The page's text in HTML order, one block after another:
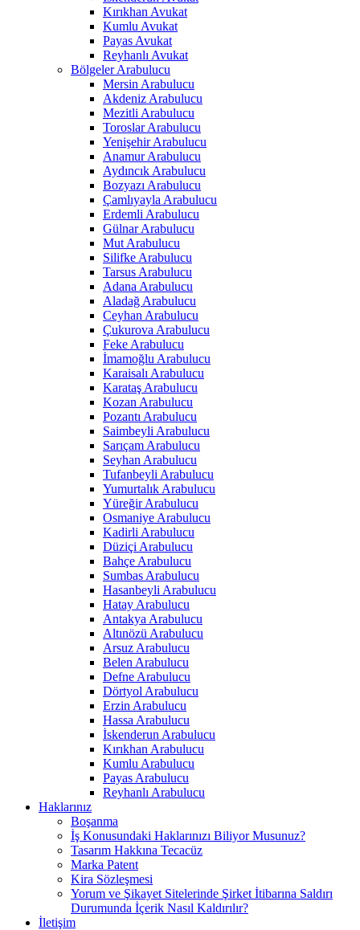
Kırıkhan Avukat
Kumlu Avukat
Payas Avukat
Reyhanlı Avukat
Bölgeler Arabulucu
Mersin Arabulucu
Akdeniz Arabulucu
Mezitli Arabulucu
Toroslar Arabulucu
Yenişehir Arabulucu
Anamur Arabulucu
Aydıncık Arabulucu
Bozyazı Arabulucu
Çamlıyayla Arabulucu
Erdemli Arabulucu
Gülnar Arabulucu
Mut Arabulucu
Silifke Arabulucu
Tarsus Arabulucu
Adana Arabulucu
Aladağ Arabulucu
Ceyhan Arabulucu
Çukurova Arabulucu
Feke Arabulucu
İmamoğlu Arabulucu
Karaisalı Arabulucu
Karataş Arabulucu
Kozan Arabulucu
Pozantı Arabulucu
Saimbeyli Arabulucu
Sarıçam Arabulucu
Seyhan Arabulucu
Tufanbeyli Arabulucu
Yumurtalık Arabulucu
Yüreğir Arabulucu
Osmaniye Arabulucu
Kadirli Arabulucu
Düziçi Arabulucu
Bahçe Arabulucu
Sumbas Arabulucu
Hasanbeyli Arabulucu
Hatay Arabulucu
Antakya Arabulucu
Altınözü Arabulucu
Arsuz Arabulucu
Belen Arabulucu
Defne Arabulucu
Dörtyol Arabulucu
Erzin Arabulucu
Hassa Arabulucu
İskenderun Arabulucu
Kırıkhan Arabulucu
Kumlu Arabulucu
Payas Arabulucu
Reyhanlı Arabulucu
Haklarınız
Boşanma
İş Konusundaki Haklarınızı Biliyor Musunuz?
Tasarım Hakkına Tecacüz
Marka Patent
Kira Sözleşmesi
Yorum ve Şikayet Sitelerinde Şirket İtibarına Saldırı
Durumunda İçerik Nasıl Kaldırılır?
İletişim